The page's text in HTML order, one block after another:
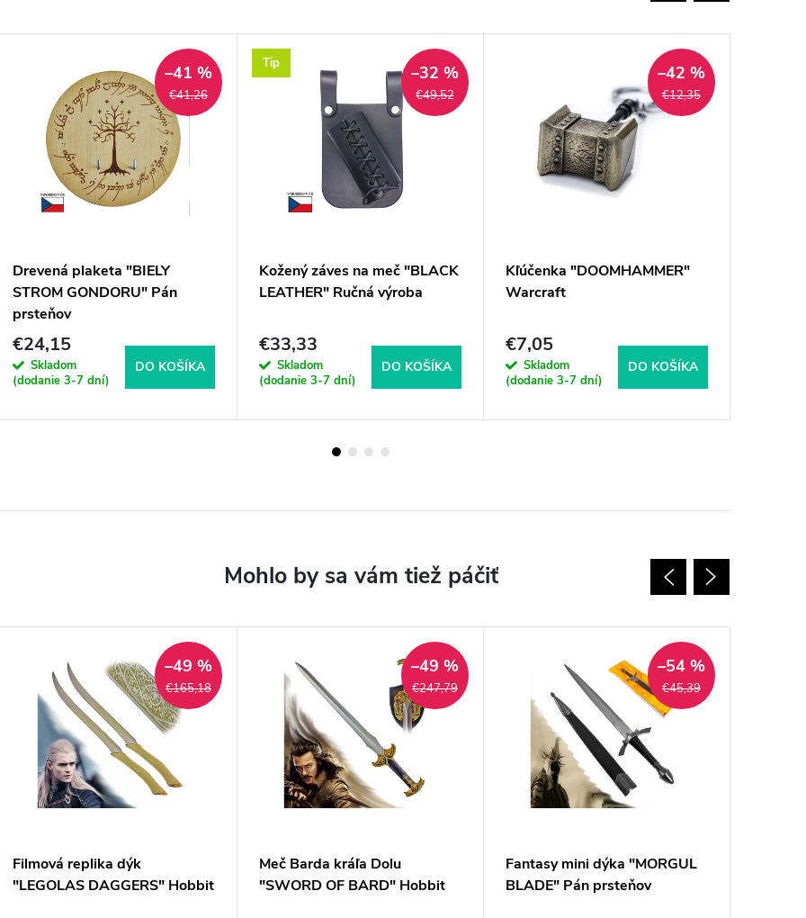
€41,26
–41 %
Drevená plaketa "BIELY
STROM GONDORU" Pán
prsteňov
€24,15
Skladom
(dodanie 3-7 dní)
DO KOŠÍKA
Tip
€49,52
–32 %
Kožený záves na meč "BLACK
LEATHER" Ručná výroba
€33,33
Skladom
(dodanie 3-7 dní)
DO KOŠÍKA
€12,35
–42 %
Kľúčenka "DOOMHAMMER"
Warcraft
€7,05
Skladom
(dodanie 3-7 dní)
DO KOŠÍKA
€165,18
–49 %
Filmová replika dýk
"LEGOLAS DAGGERS" Hobbit
€247,79
–49 %
Meč Barda kráľa Dolu
"SWORD OF BARD" Hobbit
€45,39
–54 %
Fantasy mini dýka "MORGUL
BLADE" Pán prsteňov